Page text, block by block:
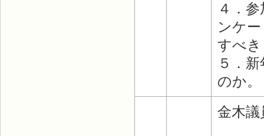
４．
ンケ
すべ
５．
のか。
金木